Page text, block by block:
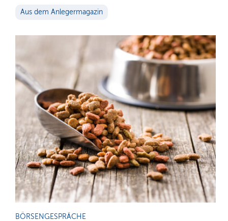
Aus dem Anlegermagazin
BÖRSENGESPRÄCHE